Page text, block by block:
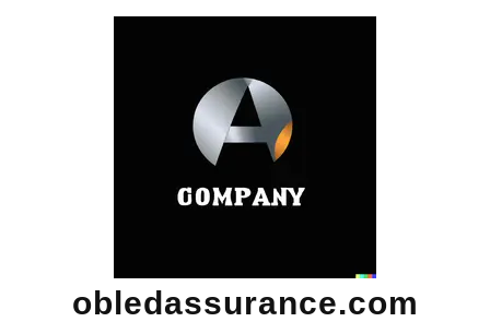
obledassurance.com